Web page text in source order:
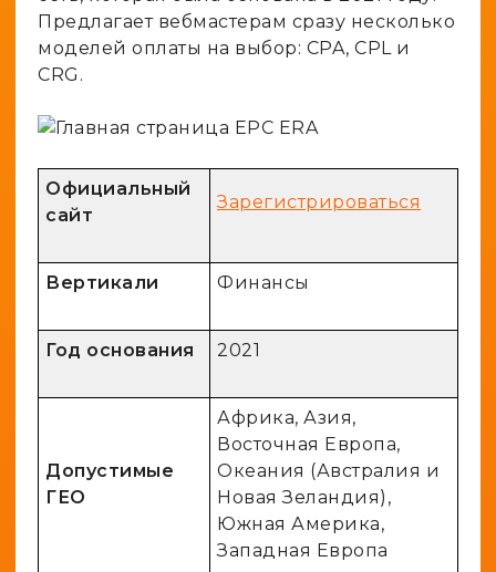
Предлагает вебмастерам сразу несколько
моделей оплаты на выбор: CPA, CPL и
CRG.
Официальный
сайт
Зарегистрироваться
Вертикали Финансы
Год основания 2021
Допустимые
ГЕО
Африка, Азия,
Восточная Европа,
Океания (Австралия и
Новая Зеландия),
Южная Америка,
Западная Европа